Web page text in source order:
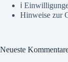
ℹ️
Hinweise zur
Neueste